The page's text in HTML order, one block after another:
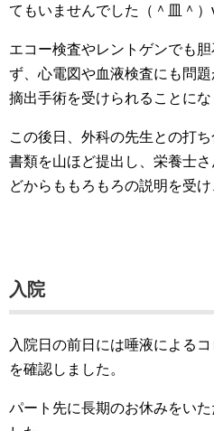
てもいませんでした（＾皿＾）v
エコー検査やレントゲンでも
ず、心電図や血液検査にも問
摘出手術を受けられることにな
この後日、外科の先生との打
書類を山ほど提出し、栄養士
どからももろもろの説明を受
入院
入院日の前日には唾液による
を確認しました。
パート先に長期のお休みをい